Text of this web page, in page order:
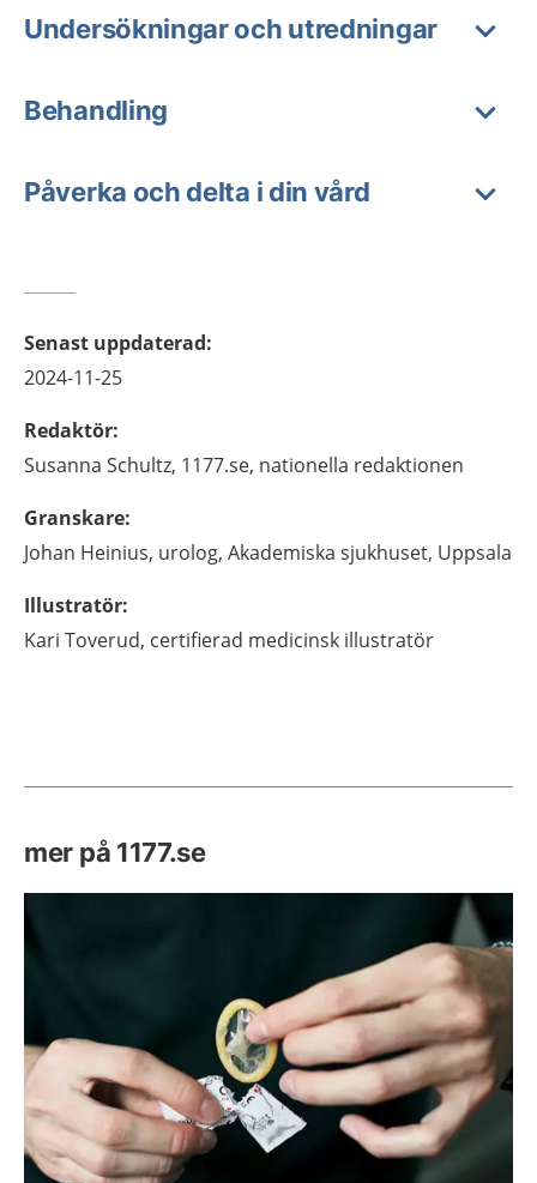
Undersökningar och utredningar
Behandling
Påverka och delta i din vård
Senast uppdaterad:
2024-11-25
Redaktör:
Susanna Schultz, 1177.se, nationella redaktionen
Granskare:
Johan Heinius, urolog, Akademiska sjukhuset, Uppsala
Illustratör:
Kari Toverud, certifierad medicinsk illustratör
mer på 1177.se